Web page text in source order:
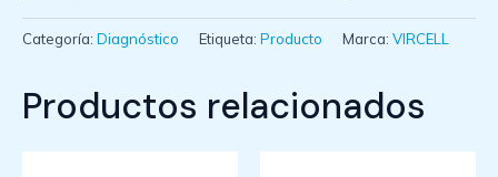
Categoría: Diagnóstico Etiqueta: Producto Marca: VIRCELL
Productos relacionados